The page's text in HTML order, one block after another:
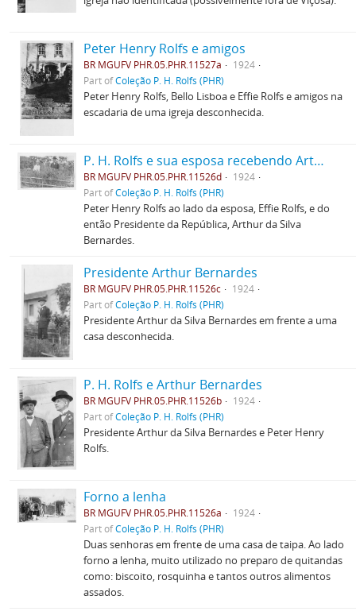
Peter Henry Rolfs e amigos
BR MGUFV PHR.05.PHR.11527a
1924
Part ofColeção P. H. Rolfs (PHR)
Peter Henry Rolfs, Bello Lisboa e Effie Rolfs e amigos na
escadaria de uma igreja desconhecida.
P. H. Rolfs e sua esposa recebendo Arthur Bernardes
BR MGUFV PHR.05.PHR.11526d
1924
Part ofColeção P. H. Rolfs (PHR)
Peter Henry Rolfs ao lado da esposa, Effie Rolfs, e do
então Presidente da República, Arthur da Silva
Bernardes.
Presidente Arthur Bernardes
BR MGUFV PHR.05.PHR.11526c
1924
Part ofColeção P. H. Rolfs (PHR)
Presidente Arthur da Silva Bernardes em frente a uma
casa desconhecida.
P. H. Rolfs e Arthur Bernardes
BR MGUFV PHR.05.PHR.11526b
1924
Part ofColeção P. H. Rolfs (PHR)
Presidente Arthur da Silva Bernardes e Peter Henry
Rolfs.
Forno a lenha
BR MGUFV PHR.05.PHR.11526a
1924
Part ofColeção P. H. Rolfs (PHR)
Duas senhoras em frente de uma casa de taipa. Ao lado
forno a lenha, muito utilizado no preparo de quitandas
como: biscoito, rosquinha e tantos outros alimentos
assados.